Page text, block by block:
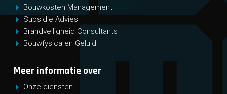
Bouwkosten Management
Subsidie Advies
Brandveiligheid Consultants
Bouwfysica en Geluid
Meer informatie over
Onze diensten